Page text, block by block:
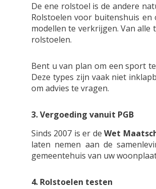
De ene rolstoel is de andere
Rolstoelen voor buitenshuis
modellen te verkrijgen. Van
rolstoelen.
Bent u van plan om een sport
Deze types zijn vaak niet
om advies te vragen.
3. Vergoeding vanuit PGB
Sinds 2007 is er deWet
laten nemen aan de
gemeentehuis van uw
4. Rolstoelen testen